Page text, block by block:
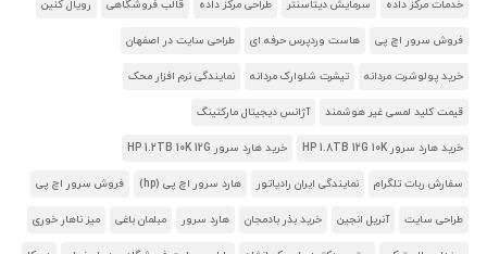
خدمات مرکز داده سرمایش دیتاسنتر طراحی مرکز داده قالب فروشگاهی رویال کنین
فروش سرور اچ پی هاست وردپرس حرفه ای طراحی سایت در اصفهان
خرید پولوشرت مردانه تیشرت شلوارک مردانه نمایندگی نرم افزار محک
قیمت کلید لمسی غیر هوشمند آژانس دیجیتال مارکتینگ
خرید هارد سرور HP 1.8TB 12G 10K خرید هارد سرور HP 1.2TB 10K 12G
سفارش ربات تلگرام نمایندگی ایران رادیاتور هارد سرور اچ پی (hp) فروش سرور اچ پی
طراحی سایت آنریل انجین خرید بذر بادمجان هارد سرور مبلمان باغی میز ناهار خوری